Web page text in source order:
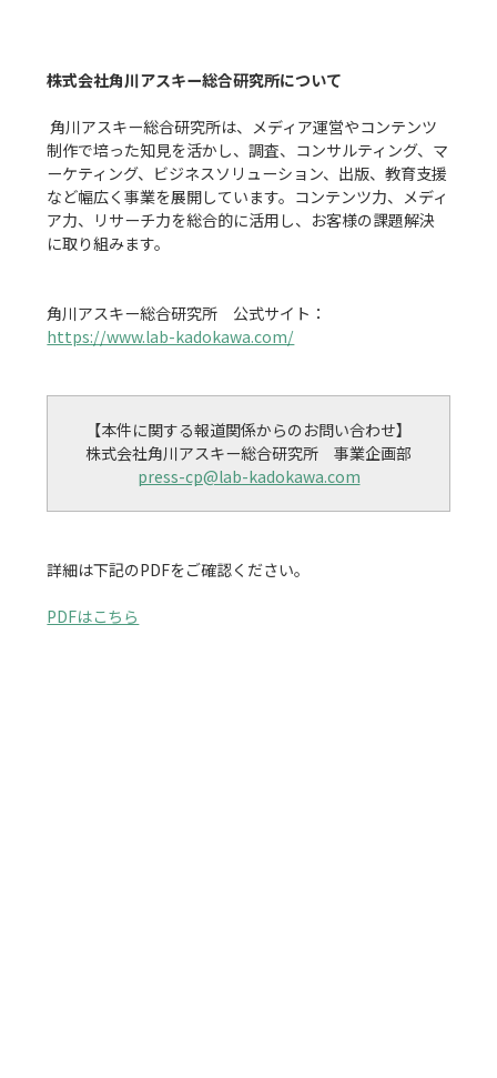
株式会社角川アスキー総合研究所について
制作で培った知見を活かし、調査、コンサルティング、マ
ーケティング、ビジネスソリューション、出版、教育支援
など幅広く事業を展開しています。コンテンツ力、メディ
ア力、リサーチ力を総合的に活用し、お客様の課題解決
に取り組みます。
角川アスキー総合研究所　公式サイト：
https://www.lab-kadokawa.com/
【本件に関する報道関係からのお問い合わせ】
press-cp@lab-kadokawa.com
詳細は下記のPDFをご確認ください。
PDFはこちら